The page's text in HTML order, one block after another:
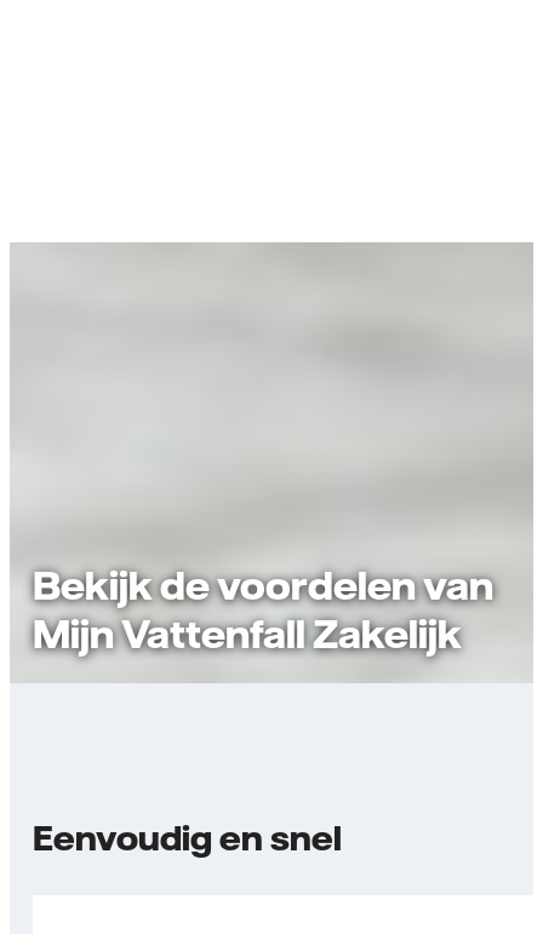
Bekijk de voordelen van
Mijn Vattenfall Zakelijk
Eenvoudig en snel